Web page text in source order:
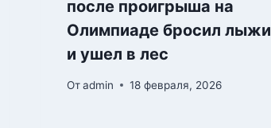
после проигрыша на
Олимпиаде бросил лыжи
и ушел в лес
От admin 18 февраля, 2026